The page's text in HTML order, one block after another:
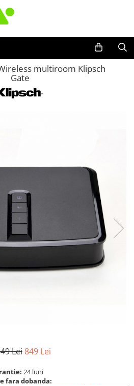
multiroom Klipsch
Gate
Lei 849 Lei
24 luni
fara dobanda: